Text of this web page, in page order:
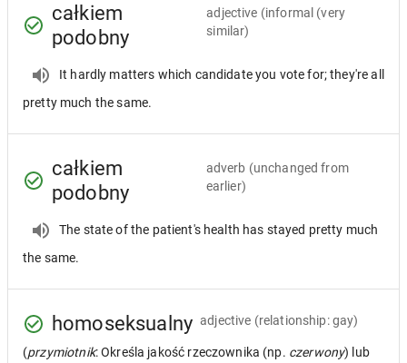
całkiem
podobny
adjective (informal (very
similar)
It hardly matters which candidate you vote for; they're all
pretty much the same.
całkiem
podobny
adverb (unchanged from
earlier)
The state of the patient's health has stayed pretty much
the same.
homoseksualny adjective (relationship: gay)
(przymiotnik: Określa jakość rzeczownika (np. czerwony) lub